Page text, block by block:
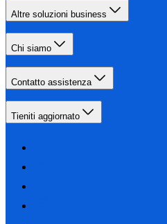
Altre soluzioni business
Chi siamo
Contatto assistenza
Tieniti aggiornato